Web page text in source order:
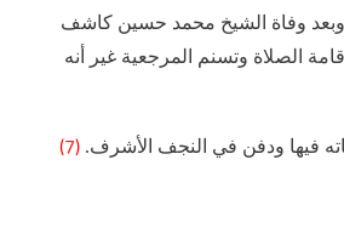
وبعد وفاة الشيخ محمد حسين كاشف
الصلاة وتسنم المرجعية غير أنه
فيها ودفن في النجف الأشرف. (7)